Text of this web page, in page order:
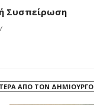
Συσπείρωση
ΑΠΟ ΤΟΝ ΔΗΜΙΟΥΡΓΟ